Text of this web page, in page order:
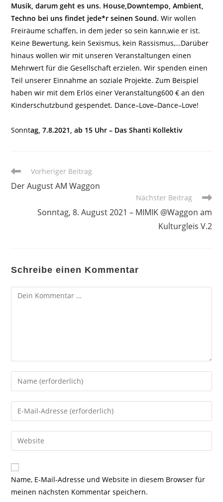
Musik, darum geht es uns. House,Downtempo, Ambient,
Techno bei uns findet jede*r seinen Sound. Wir wollen
Freiräume schaffen, in dem jeder so sein kann,wie er ist.
Keine Bewertung, kein Sexismus, kein Rassismus,…Darüber
hinaus wollen wir mit unseren Veranstaltungen einen
Mehrwert für die Gesellschaft erzielen. Wir spenden einen
Teil unserer Einnahme an soziale Projekte. Zum Beispiel
haben wir mit dem Erlös einer Veranstaltung600 € an den
Kinderschutzbund gespendet. Dance–Love–Dance–Love!
Sonntag, 7.8.2021, ab 15 Uhr – Das Shanti Kollektiv
Weitere
ansehen
Vorheriger Beitrag
Der August AM Waggon
Nächster Beitrag
Sonntag, 8. August 2021 – MIMIK @Waggon am
Kulturgleis V.2
Schreibe einen Kommentar
Kommentar
Gib
deinen
Namen
oder
zum
Kommentieren
ein
Gib
deine
E-
Mail-
zum
Kommentieren
ein
Gib
deine
Website-
URL
Name, E-Mail-Adresse und Website in diesem Browser für
meinen nächsten Kommentar speichern.